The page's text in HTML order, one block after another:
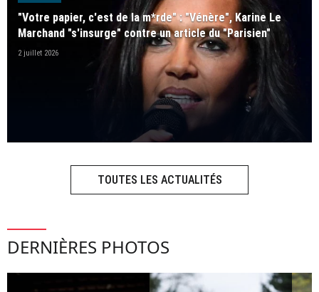
"Votre papier, c'est de la m*rde" : "Vénère", Karine Le
Marchand "s'insurge" contre un article du "Parisien"
2 juillet 2026
TOUTES LES ACTUALITÉS
DERNIÈRES PHOTOS